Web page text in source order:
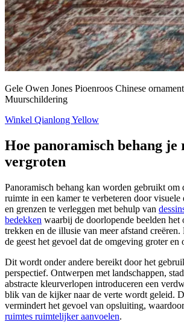
Gele Owen Jones Pioenroos Chinese
Muurschildering
Winkel Qianlong Yellow
Hoe panoramisch behang
vergroten
Panoramisch behang kan worden gebruikt om
ruimte in een kamer te verbeteren door visuele
en grenzen te verleggen met behulp van
bedekken waarbij de doorlopende beelden het
trekken en de illusie van meer afstand
de geest het gevoel dat de omgeving groter en
Dit wordt onder andere bereikt door het
perspectief. Ontwerpen met landschappen,
abstracte kleurverlopen introduceren een
blik van de kijker naar de verte wordt geleid.
vermindert het gevoel van opsluiting,
ruimtes ruimtelijker aanvoelen.